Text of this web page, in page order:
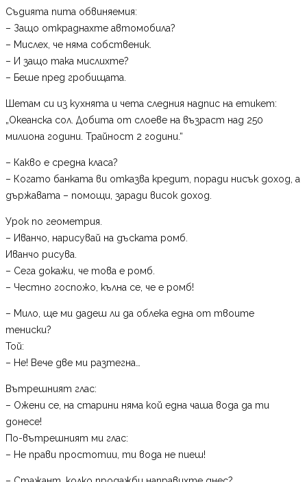
Съдията пита обвиняемия:
– Защо откраднахте автомобила?
– Мислех, че няма собственик.
– И защо така мислихте?
– Беше пред гробищата.
Шетам си из кухнята и чета следния надпис на етикет:
„Океанска сол. Добита от слоеве на възраст над 250
милиона години. Трайност 2 години.“
– Какво е средна класа?
– Когато банката ви отказва кредит, поради нисък доход, а
държавата – помощи, заради висок доход.
Урок по геометрия.
– Иванчо, нарисувай на дъската ромб.
Иванчо рисува.
– Сега докажи, че това е ромб.
– Честно госпожо, кълна се, че е ромб!
– Мило, ще ми дадеш ли да облека една от твоите
тениски?
Той:
– Не! Вече две ми разтегна…
Вътрешният глас:
– Ожени се, на старини няма кой една чаша вода да ти
донесе!
По-вътрешният ми глас:
– Не прави простотии, ти вода не пиеш!